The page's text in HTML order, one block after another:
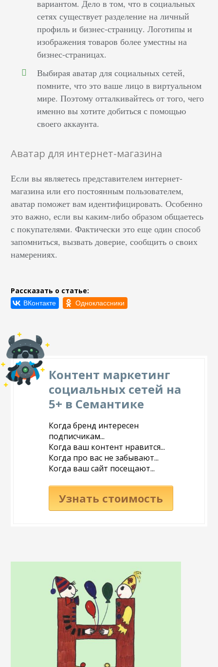
вариантом. Дело в том, что в социальных
сетях существует разделение на личный
профиль и бизнес-страницу. Логотипы и
изображения товаров более уместны на
бизнес-страницах.
Выбирая аватар для социальных сетей,
помните, что это ваше лицо в виртуальном
мире. Поэтому отталкивайтесь от того, чего
именно вы хотите добиться с помощью
своего аккаунта.
Аватар для интернет-магазина
Если вы являетесь представителем интернет-
магазина или его постоянным пользователем,
аватар поможет вам идентифицировать. Особенно
это важно, если вы каким-либо образом общаетесь
с покупателями. Фактически это еще один способ
запомниться, вызвать доверие, сообщить о своих
намерениях.
Рассказать о статье:
Контент маркетинг
социальных сетей на
5+ в Семантике
Когда бренд интересен
подписчикам...
Когда ваш контент нравится...
Когда про вас не забывают...
Когда ваш сайт посещают...
Узнать стоимость